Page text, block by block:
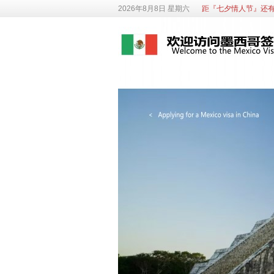
2026年8月8日 星期六 距『七夕情人节』还